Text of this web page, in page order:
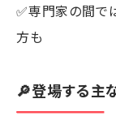
✅専門家の間で
方も
🔎登場する主